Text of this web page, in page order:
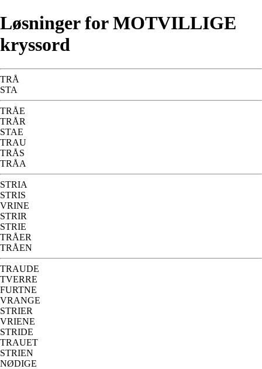
Løsninger for MOTVILLIGE
kryssord
TRÅ
STA
TRÅE
TRÅR
STAE
TRAU
TRÅS
TRÅA
STRIA
STRIS
VRINE
STRIR
STRIE
TRÅER
TRÅEN
TRAUDE
TVERRE
FURTNE
VRANGE
STRIER
VRIENE
STRIDE
TRAUET
STRIEN
NØDIGE